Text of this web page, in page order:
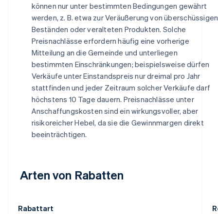
können nur unter bestimmten Bedingungen gewährt
werden, z. B. etwa zur Veräußerung von überschüssigen
Beständen oder veralteten Produkten. Solche
Preisnachlässe erfordern häufig eine vorherige
Mitteilung an die Gemeinde und unterliegen
bestimmten Einschränkungen; beispielsweise dürfen
Verkäufe unter Einstandspreis nur dreimal pro Jahr
stattfinden und jeder Zeitraum solcher Verkäufe darf
höchstens 10 Tage dauern. Preisnachlässe unter
Anschaffungskosten sind ein wirkungsvoller, aber
risikoreicher Hebel, da sie die Gewinnmargen direkt
beeinträchtigen.
Arten von Rabatten
Rabattart